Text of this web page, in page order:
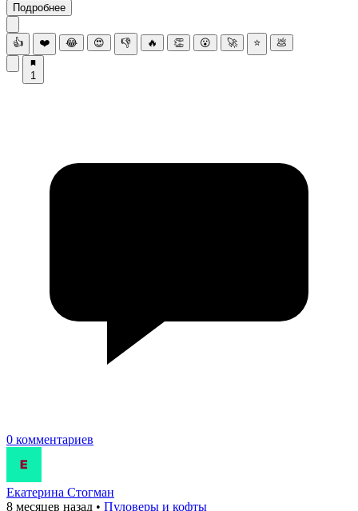
Подробнее
👍 ❤️ 😂 😍 👎 🔥 👏 😮 🚀 ⭐ 💩
1
0 комментариев
Екатерина Стогман
8 месяцев назад • Пуловеры и кофты